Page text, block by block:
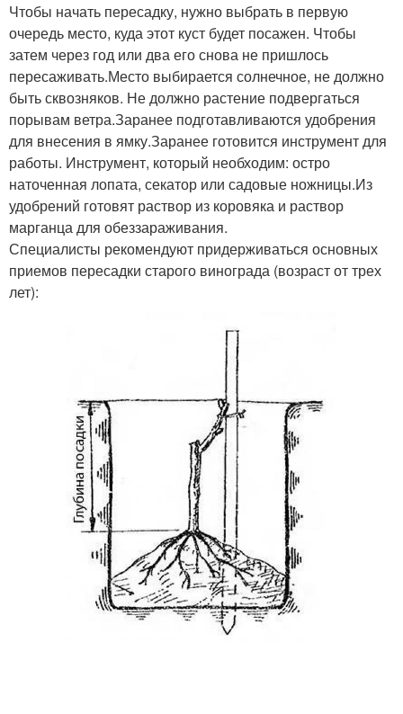
Чтобы начать пересадку, нужно выбрать в первую
очередь место, куда этот куст будет посажен. Чтобы
затем через год или два его снова не пришлось
пересаживать.Место выбирается солнечное, не должно
быть сквозняков. Не должно растение подвергаться
порывам ветра.Заранее подготавливаются удобрения
для внесения в ямку.Заранее готовится инструмент для
работы. Инструмент, который необходим: остро
наточенная лопата, секатор или садовые ножницы.Из
удобрений готовят раствор из коровяка и раствор
марганца для обеззараживания.
Специалисты рекомендуют придерживаться основных
приемов пересадки старого винограда (возраст от трех
лет):